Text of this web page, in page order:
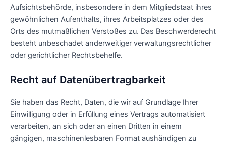
Aufsichtsbehörde, insbesondere in dem Mitgliedstaat ihres
gewöhnlichen Aufenthalts, ihres Arbeitsplatzes oder des
Orts des mutmaßlichen Verstoßes zu. Das Beschwerderecht
besteht unbeschadet anderweitiger verwaltungsrechtlicher
oder gerichtlicher Rechtsbehelfe.
Recht auf Daten­übertrag­barkeit
Sie haben das Recht, Daten, die wir auf Grundlage Ihrer
Einwilligung oder in Erfüllung eines Vertrags automatisiert
verarbeiten, an sich oder an einen Dritten in einem
gängigen, maschinenlesbaren Format aushändigen zu